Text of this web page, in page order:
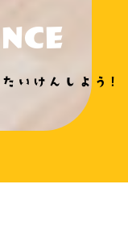
いけんしよう!